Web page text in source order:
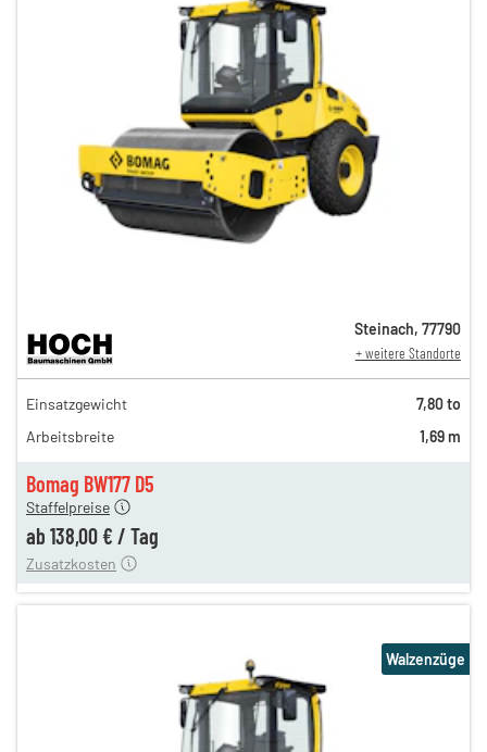
Bomag BW177 D5
237,00 €
197,00 €
164,00 €
Staffelpreise
ab 138,00 € / Tag
12,00 €
Zusatzkosten
Steinach, 77790
+ weitere Standorte
Einsatzgewicht
7,80 to
Arbeitsbreite
1,69 m
Walzenzüge